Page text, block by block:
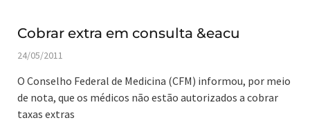
Cobrar extra em consulta &eacu
24/05/2011
O Conselho Federal de Medicina (CFM) informou, por meio
de nota, que os médicos não estão autorizados a cobrar
taxas extras